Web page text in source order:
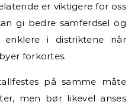
er viktigere for oss
gi bedre samferdsel og
i distriktene når
forkortes.
på samme måte
men bør likevel anses